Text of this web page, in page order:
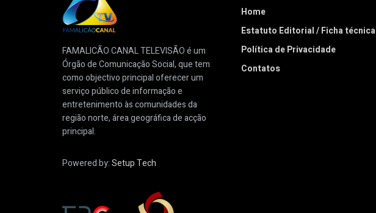
FAMALICÃO CANAL TELEVISÃO é um
Órgão de Comunicação Social, que tem
como objectivo principal oferecer um
serviço público de informação e
entretenimento às comunidades da
região norte, área geográfica de acção
principal.
Powered by:Setup Tech
Home
Estatuto Editorial / Ficha técnica
Política de Privacidade
Contatos